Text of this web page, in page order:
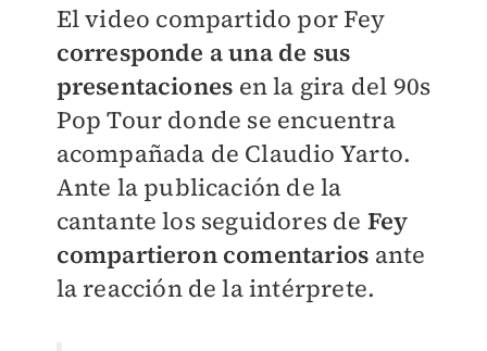
El video compartido por Fey
corresponde a una de sus
presentaciones en la gira del 90s
Pop Tour donde se encuentra
acompañada de Claudio Yarto.
Ante la publicación de la
cantante los seguidores de Fey
compartieron comentarios ante
la reacción de la intérprete.